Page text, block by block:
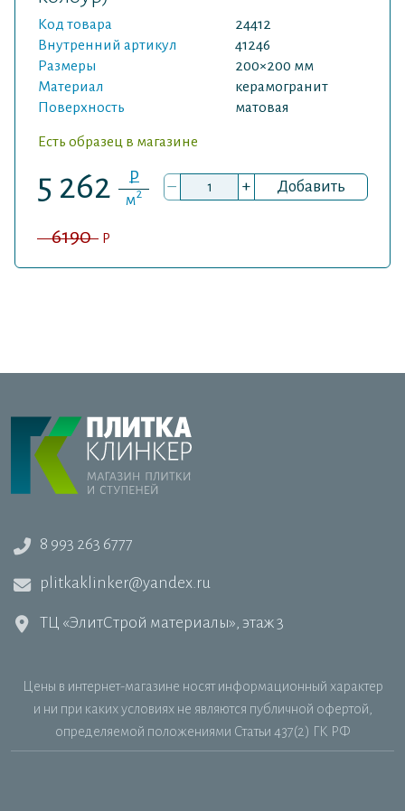
Код товара
24412
Внутренний артикул
41246
Размеры
200×200 мм
Материал
керамогранит
Поверхность
матовая
Есть образец в магазине
5 262 P
м2 – + Добавить
6190 P
8 993 263 6777
plitkaklinker@yandex.ru
ТЦ «ЭлитСтрой материалы», этаж 3
Цены в интернет-магазине носят информационный характер
и ни при каких условиях не являются публичной офертой,
определяемой положениями Статьи 437(2) ГК РФ